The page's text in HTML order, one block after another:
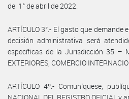
del 1° de abril de 2022.
ARTÍCULO 3°.- El gasto que
decisión administrativa será
específicas de la Jurisdicción 35 –
EXTERIORES, COMERCIO
ARTÍCULO 4º.- Comuníquese,
NACIONAL DEL REGISTRO OFICIAL y